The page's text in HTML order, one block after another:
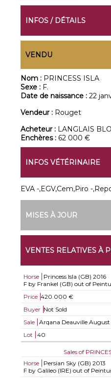
INFOS / DÉTAILS
VENDU
Nom : PRINCESS ISLA
Sexe : F.
Date de naissance :22
Vendeur : Rouget
Acheteur : LANGLAIS
Enchères : 62 000 €
INFOS VÉTÉRINAIRE
EVA -,EGV,Cem,Piro -
MISES À JOUR
VENTES RELATIVES À
Horse Princess Isla (GB) 2016
F by Frankel (GB) out of
Price 420.000 €
Buyer Not Sold
Sale
Arqana Deauville August
Lot
40
Sales of
Horse
Persian Sky (GB) 2013
F by Galileo (IRE) out of